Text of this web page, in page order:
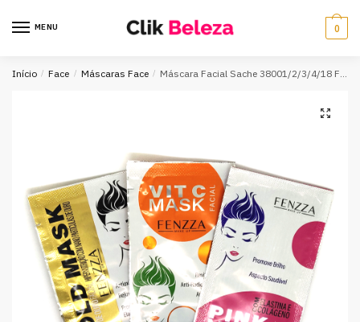
MENU 0
Início / Face / Máscaras Face / Máscara Facial Sache 38001/2/3/4/18 Fenzza